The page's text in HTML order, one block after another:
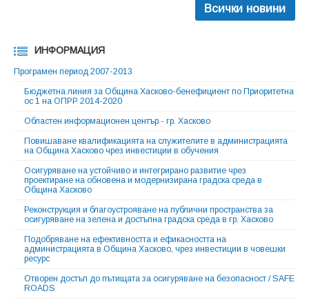
Всички новини
ИНФОРМАЦИЯ
Програмен период 2007-2013
Бюджетна линия за Община Хасково-бенефициент по Приоритетна
ос 1 на ОПРР 2014-2020
Областен информационен център - гр. Хасково
Повишаване квалификацията на служителите в администрацията
на Oбщина Хасково чрез инвестиции в обучения
Осигуряване на устойчиво и интегрирано развитие чрез
проектиране на обновена и модернизирана градска среда в
Община Хасково
Реконструкция и благоустрояване на публични пространства за
осигуряване на зелена и достъпна градска среда в гр. Хасково
Подобряване на ефективността и ефикасността на
администрацията в Община Хасково, чрез инвестиции в човешки
ресурс
Отворен достъп до пътищата за осигуряване на безопасност / SAFE
ROADS